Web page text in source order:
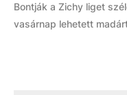
Bontják a Zichy liget
vasárnap lehetett